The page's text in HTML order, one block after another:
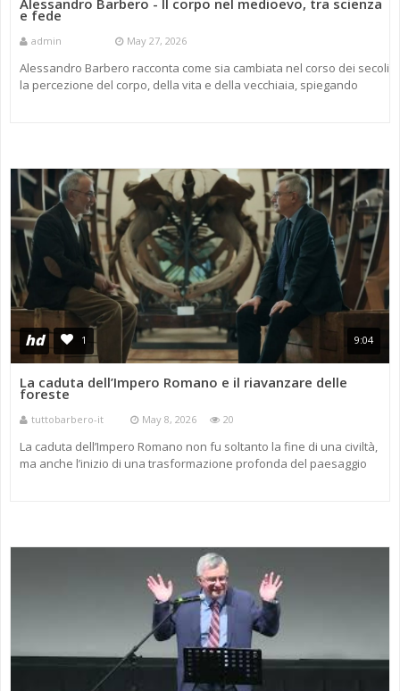
Alessandro Barbero - Il corpo nel medioevo, tra scienza
e fede
admin May 27, 2026
Alessandro Barbero racconta come sia cambiata nel corso dei secoli
la percezione del corpo, della vita e della vecchiaia, spiegando
hd 1 9:04
La caduta dell’Impero Romano e il riavanzare delle
foreste
tuttobarbero-it May 8, 2026 20
La caduta dell’Impero Romano non fu soltanto la fine di una civiltà,
ma anche l’inizio di una trasformazione profonda del paesaggio